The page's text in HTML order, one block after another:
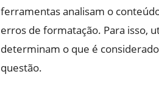
ferramentas analisam o
erros de formatação. Para isso,
determinam o que é
questão.